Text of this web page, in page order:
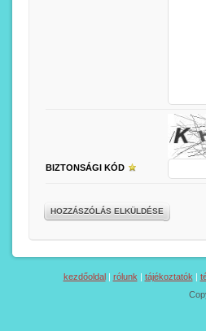
BIZTONSÁGI KÓD
HOZZÁSZÓLÁS ELKÜLDÉSE
kezdőoldal| rólunk | tájékoztatók |